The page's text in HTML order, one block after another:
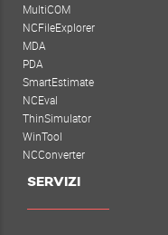
MultiCOM
NCFileExplorer
MDA
PDA
SmartEstimate
NCEval
ThinSimulator
WinTool
NCConverter
SERVIZI